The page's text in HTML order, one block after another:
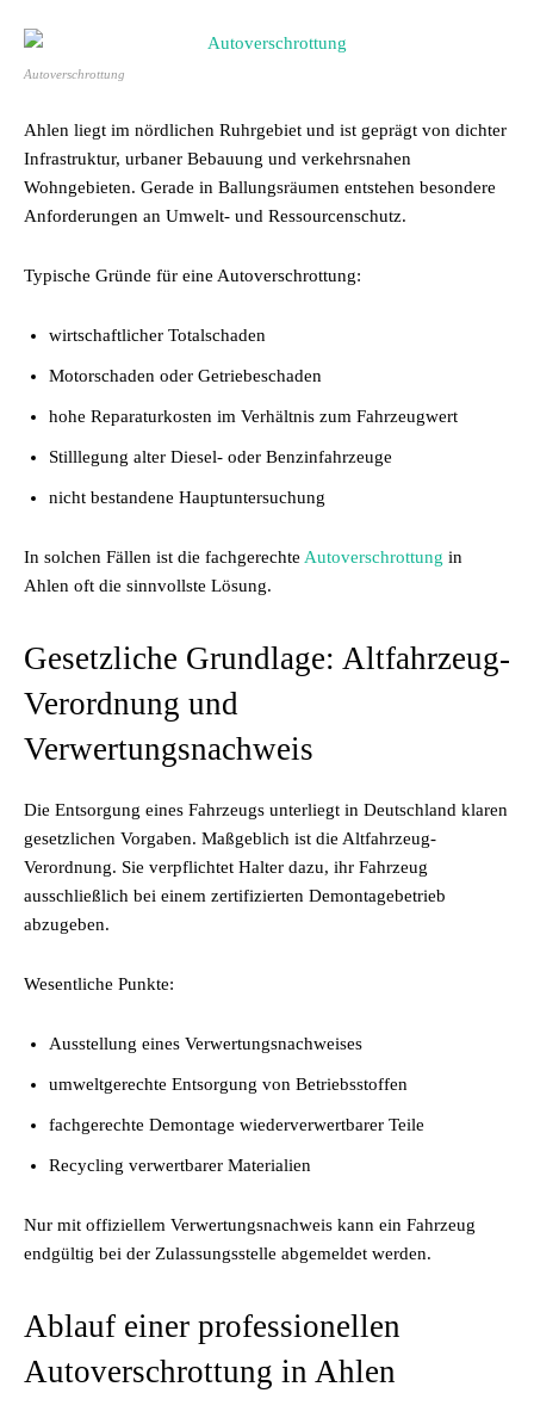
Autoverschrottung
Ahlen liegt im nördlichen Ruhrgebiet und ist geprägt von dichter
Infrastruktur, urbaner Bebauung und verkehrsnahen
Wohngebieten. Gerade in Ballungsräumen entstehen besondere
Anforderungen an Umwelt- und Ressourcenschutz.
Typische Gründe für eine Autoverschrottung:
wirtschaftlicher Totalschaden
Motorschaden oder Getriebeschaden
hohe Reparaturkosten im Verhältnis zum Fahrzeugwert
Stilllegung alter Diesel- oder Benzinfahrzeuge
nicht bestandene Hauptuntersuchung
In solchen Fällen ist die fachgerechte Autoverschrottung in
Ahlen oft die sinnvollste Lösung.
Gesetzliche Grundlage: Altfahrzeug-
Verordnung und
Verwertungsnachweis
Die Entsorgung eines Fahrzeugs unterliegt in Deutschland klaren
gesetzlichen Vorgaben. Maßgeblich ist die Altfahrzeug-
Verordnung. Sie verpflichtet Halter dazu, ihr Fahrzeug
ausschließlich bei einem zertifizierten Demontagebetrieb
abzugeben.
Wesentliche Punkte:
Ausstellung eines Verwertungsnachweises
umweltgerechte Entsorgung von Betriebsstoffen
fachgerechte Demontage wiederverwertbarer Teile
Recycling verwertbarer Materialien
Nur mit offiziellem Verwertungsnachweis kann ein Fahrzeug
endgültig bei der Zulassungsstelle abgemeldet werden.
Ablauf einer professionellen
Autoverschrottung in Ahlen